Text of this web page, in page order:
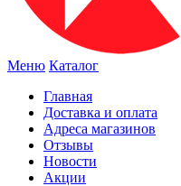
Меню Каталог
Главная
Доставка и оплата
Адреса магазинов
Отзывы
Новости
Акции